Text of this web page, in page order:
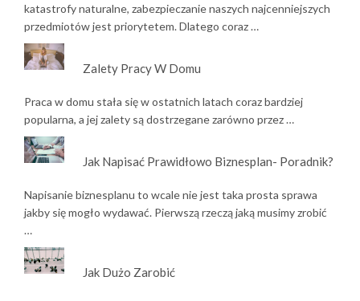
katastrofy naturalne, zabezpieczanie naszych najcenniejszych
przedmiotów jest priorytetem. Dlatego coraz …
Zalety Pracy W Domu
Praca w domu stała się w ostatnich latach coraz bardziej
popularna, a jej zalety są dostrzegane zarówno przez …
Jak Napisać Prawidłowo Biznesplan- Poradnik?
Napisanie biznesplanu to wcale nie jest taka prosta sprawa
jakby się mogło wydawać. Pierwszą rzeczą jaką musimy zrobić
…
Jak Dużo Zarobić